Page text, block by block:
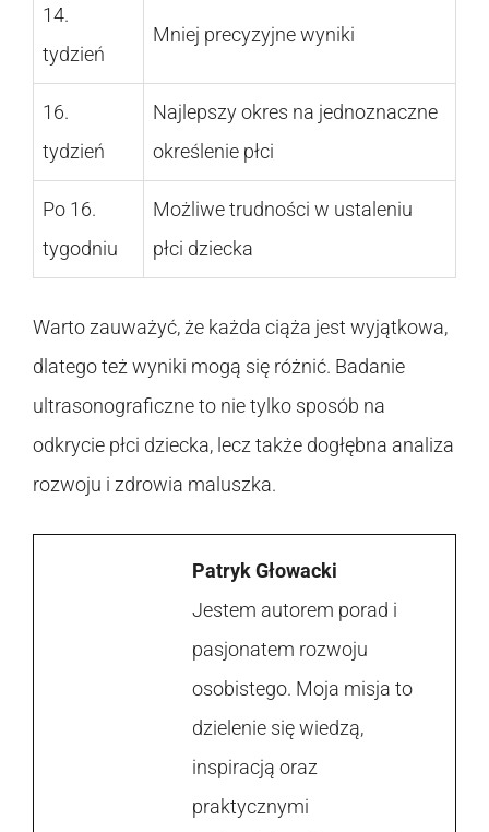
14.
tydzień
Mniej precyzyjne wyniki
16.
tydzień
Najlepszy okres na jednoznaczne
określenie płci
Po 16.
tygodniu
Możliwe trudności w ustaleniu
płci dziecka
Warto zauważyć, że każda ciąża jest wyjątkowa,
dlatego też wyniki mogą się różnić. Badanie
ultrasonograficzne to nie tylko sposób na
odkrycie płci dziecka, lecz także dogłębna analiza
rozwoju i zdrowia maluszka.
Patryk Głowacki
Jestem autorem porad i
pasjonatem rozwoju
osobistego. Moja misja to
dzielenie się wiedzą,
inspiracją oraz
praktycznymi